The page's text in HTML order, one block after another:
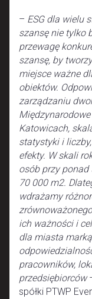
– ESG dla wielu
szansę nie tylko
przewagę
szansę, by
miejsce ważne
obiektów.
zarządzaniu
Katowicach,
statystyki i
efekty. W skali
osób przy ponad
70 000 m2.
wdrażamy
ich ważności i
dla miasta
pracowników,
przedsiębiorców
spółki PTWP